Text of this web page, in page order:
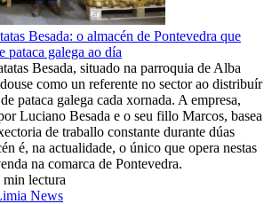
Besada: o almacén de Pontevedra que
pataca galega ao día
Besada, situado na parroquia de Alba
como un referente no sector ao distribuír
pataca galega cada xornada. A empresa,
Luciano Besada e o seu fillo Marcos, basea
de traballo constante durante dúas
é, na actualidade, o único que opera nestas
na comarca de Pontevedra.
min lectura
News